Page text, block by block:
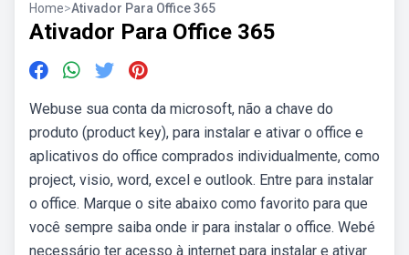
Home>Ativador Para Office 365
Ativador Para Office 365
Webuse sua conta da microsoft, não a chave do
produto (product key), para instalar e ativar o office e
aplicativos do office comprados individualmente, como
project, visio, word, excel e outlook. Entre para instalar
o office. Marque o site abaixo como favorito para que
você sempre saiba onde ir para instalar o office. Webé
necessário ter acesso à internet para instalar e ativar